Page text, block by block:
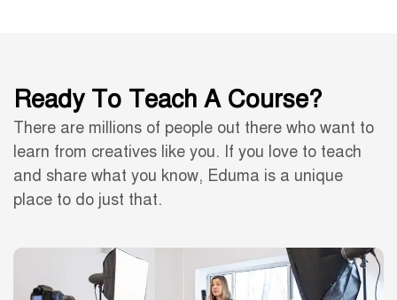
Ready To Teach A Course?
There are millions of people out there who want to
learn from creatives like you. If you love to teach
and share what you know, Eduma is a unique
place to do just that.